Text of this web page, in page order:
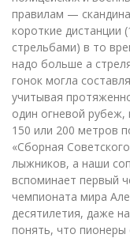
правилам —
короткие дистанции
стрельбами) в то
надо больше а
гонок могла
учитывая
один огневой рубеж,
150 или 200 метров
«Сборная
лыжников, а наши
вспоминает первый
чемпионата мира
десятилетия, даже
понять, что